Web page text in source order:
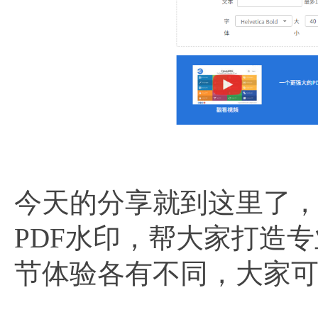
今天的分享就到这里了
PDF水印，帮大家打造
节体验各有不同，大家